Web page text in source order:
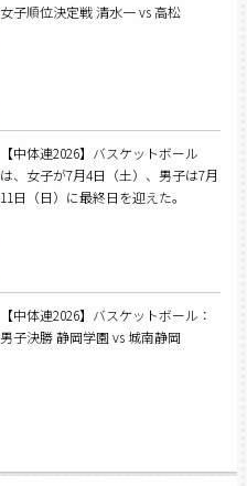
女子順位決定戦 清水一 vs 高松
【中体連2026】バスケットボール
は、女子が7月4日（土）、男子は7月
11日（日）に最終日を迎えた。
【中体連2026】バスケットボール：
男子決勝 静岡学園 vs 城南静岡